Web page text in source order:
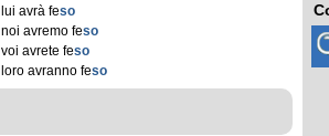
lui avrà feso
noi avremo feso
voi avrete feso
loro avranno feso